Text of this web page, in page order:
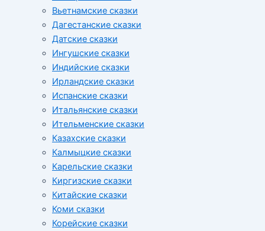
Вьетнамские сказки
Дагестанские сказки
Датские сказки
Ингушские сказки
Индийские сказки
Ирландские сказки
Испанские сказки
Итальянские сказки
Ительменские сказки
Казахские сказки
Калмыцкие сказки
Карельские сказки
Киргизские сказки
Китайские сказки
Коми сказки
Корейские сказки